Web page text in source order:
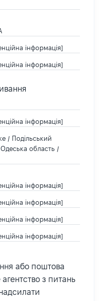
інформація]
інформація]
інформація]
/ Подільський
область /
інформація]
інформація]
інформація]
інформація]
або поштова
з питань